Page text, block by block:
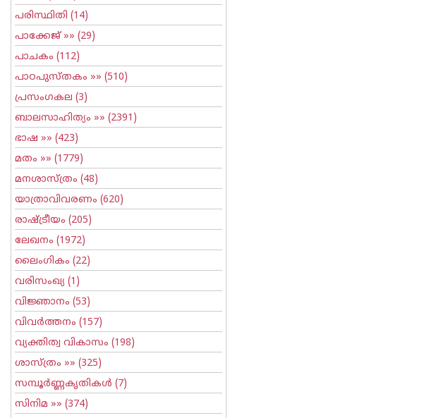
പരിസ്ഥിതി (14)
പാക്കേജ് »» (29)
പാചകം (112)
പാഠപുസ്തകം »» (510)
പ്രസംഗകല (3)
ബാലസാഹിത്യം »» (2391)
ഭാഷ »» (423)
മതം »» (1779)
മനശാസ്ത്രം (48)
യാത്രാവിവരണം (620)
രാഷ്ട്രീയം (205)
ലേഖനം (1972)
ലൈംഗികം (22)
വരിസംഖ്യ (1)
വിജ്ഞാനം (53)
വിവര്‍ത്തനം (157)
വ്യക്തിത്വ വികാസം (198)
ശാസ്ത്രം »» (325)
സമ്പൂര്‍ണ്ണകൃതികള്‍ (7)
സിനിമ »» (374)